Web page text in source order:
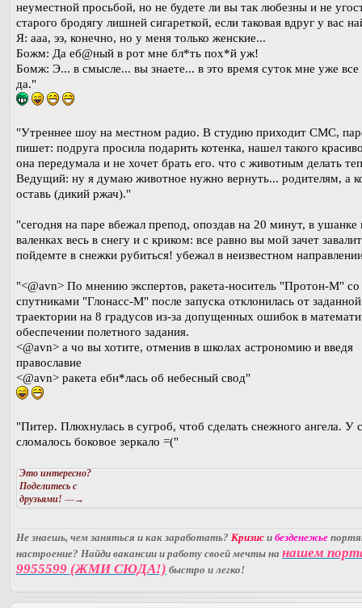
неуместной просьбой, но не будете ли вы так любезны и не
старого бродягу лишней сигареткой, если таковая вдруг у вас
Я: ааа, ээ, конечно, но у меня только женские...
Божм: Да еб@ный в рот мне бл*ть пох*й уж!
Бомж: Э... в смысле... вы знаете... в это время суток мне уже все
да."
"Утреннее шоу на местном радио. В студию приходит СМС,
пишет: подруга просила подарить котенка, нашел такого
она передумала и не хочет брать его. что с животным делать
Ведущий: ну я думаю животное нужно вернуть... родителям, а
оставь (дикий ржач)."
"сегодня на паре вбежал препод, опоздав на 20 минут, в ушанке
валенках весь в снегу и с криком: все равно вы мой зачет
пойдемте в снежки рубиться! убежал в неизвестном
"<@avn> По мнению экспертов, ракета-носитель "Протон-М" со
спутниками "Глонасс-М" после запуска отклонилась от заданной
траектории на 8 градусов из-за допущенных ошибок в
обеспечении полетного задания.
<@avn> а чо вы хотите, отменив в школах астрономию и введя
православие
<@avn> ракета ебн*лась об небесный свод"
"Питер. Плюхнулась в сугроб, чтоб сделать снежного ангела. У
сломалось боковое зеркало =("
Это интересно?
Поделитесь с
друзьями! —→
Не знаешь, чем заняться и как заработать? Кризис и безденежье
настроение? Найди вакансии и работу своей мечты на нашем
9955599 (ЖМИ СЮДА!) быстро и легко!